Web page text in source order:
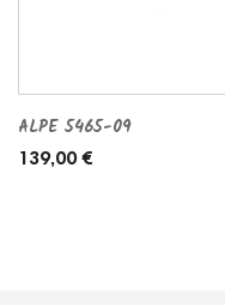
ALPE 5465-09
139,00 €